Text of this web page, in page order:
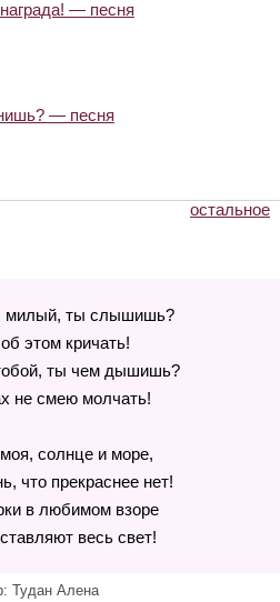
— песня
— песня
остальное
милый, ты слышишь?
этом кричать!
ты чем дышишь?
не смею молчать!
солнце и море,
что прекраснее нет!
в любимом взоре
весь свет!
Тудан Алена